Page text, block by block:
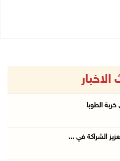
الطوبا
الشراكة في ...